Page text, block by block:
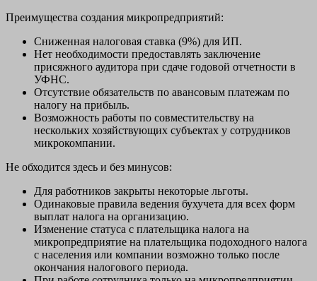
Преимущества создания микропредприятий:
Сниженная налоговая ставка (9%) для ИП.
Нет необходимости предоставлять заключение
присяжного аудитора при сдаче годовой отчетности в
УФНС.
Отсутствие обязательств по авансовым платежам по
налогу на прибыль.
Возможность работы по совместительству на
нескольких хозяйствующих субъектах у сотрудников
микрокомпании.
Не обходится здесь и без минусов:
Для работников закрыты некоторые льготы.
Одинаковые правила ведения бухучета для всех форм
выплат налога на организацию.
Изменение статуса с плательщика налога на
микропредприятие на плательщика подоходного налога
с населения или компании возможно только после
окончания налогового периода.